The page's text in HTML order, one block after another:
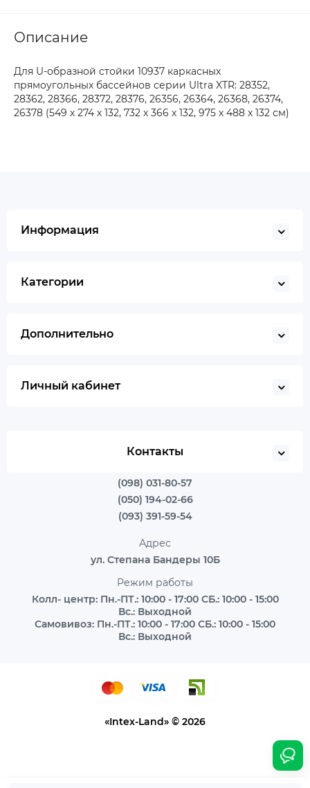
Описание
Для U-образной стойки 10937 каркасных
прямоугольных бассейнов серии Ultra XTR: 28352,
28362, 28366, 28372, 28376, 26356, 26364, 26368, 26374,
26378 (549 х 274 х 132, 732 х 366 х 132, 975 х 488 х 132 см)
Информация
Категории
Дополнительно
Личный кабинет
Контакты
(098) 031-80-57
(050) 194-02-66
(093) 391-59-54
Адрес
ул. Степана Бандеры 10Б
Режим работы
Колл- центр: Пн.-ПТ.: 10:00 - 17:00 СБ.: 10:00 - 15:00
Вс.: Выходной
Самовивоз: Пн.-ПТ.: 10:00 - 17:00 СБ.: 10:00 - 15:00
Вс.: Выходной
«Intex-Land» © 2026